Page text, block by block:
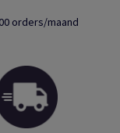
orders/maand